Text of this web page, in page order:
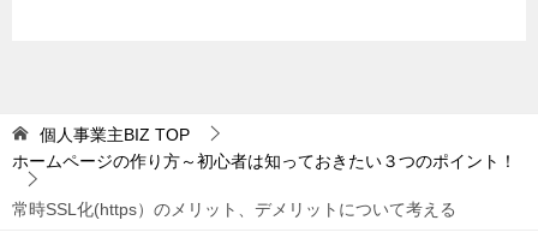
個人事業主BIZ TOP
ホームページの作り方～初心者は知っておきたい３つのポイント！
常時SSL化(https）のメリット、デメリットについて考える